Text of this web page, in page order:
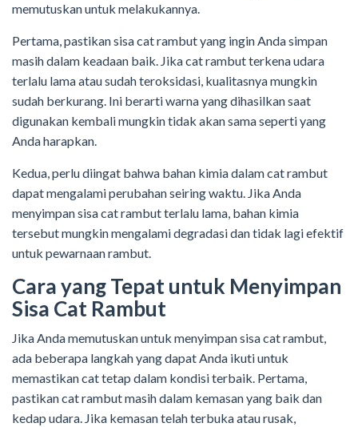
memutuskan untuk melakukannya.
Pertama, pastikan sisa cat rambut yang ingin Anda simpan
masih dalam keadaan baik. Jika cat rambut terkena udara
terlalu lama atau sudah teroksidasi, kualitasnya mungkin
sudah berkurang. Ini berarti warna yang dihasilkan saat
digunakan kembali mungkin tidak akan sama seperti yang
Anda harapkan.
Kedua, perlu diingat bahwa bahan kimia dalam cat rambut
dapat mengalami perubahan seiring waktu. Jika Anda
menyimpan sisa cat rambut terlalu lama, bahan kimia
tersebut mungkin mengalami degradasi dan tidak lagi efektif
untuk pewarnaan rambut.
Cara yang Tepat untuk Menyimpan
Sisa Cat Rambut
Jika Anda memutuskan untuk menyimpan sisa cat rambut,
ada beberapa langkah yang dapat Anda ikuti untuk
memastikan cat tetap dalam kondisi terbaik. Pertama,
pastikan cat rambut masih dalam kemasan yang baik dan
kedap udara. Jika kemasan telah terbuka atau rusak,